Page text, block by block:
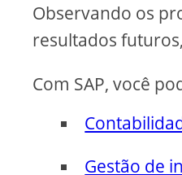
Observando os
resultados
Com SAP, você
Gestão de